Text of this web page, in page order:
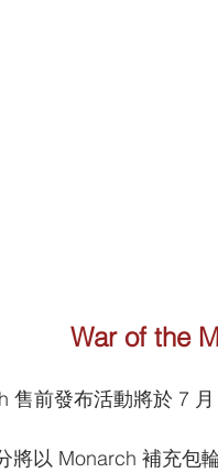
War of the
售前發布活動將於 7
將以 Monarch 補充包